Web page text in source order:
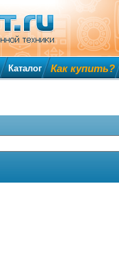
Каталог Как купить?